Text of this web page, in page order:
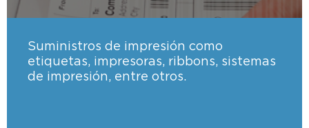
Suministros de impresión como
etiquetas, impresoras, ribbons, sistemas
de impresión, entre otros.